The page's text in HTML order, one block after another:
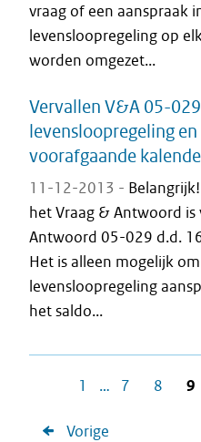
vraag of een aanspraak
levensloopregeling op
worden omgezet...
Vervallen V&A 05-
levensloopregeling
voorafgaande
11-12-2013 -
het Vraag & Antwoord
Antwoord 05-029 d.d.
Het is alleen mogelijk
levensloopregeling
het saldo...
Vorige
1 … 7 8 9